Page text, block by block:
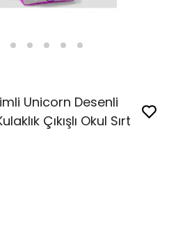
Unicorn Desenli
Çıkışlı Okul Sırt